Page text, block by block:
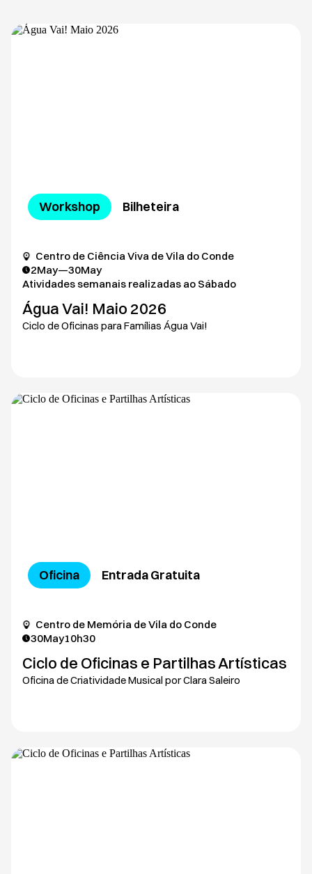
Workshop Bilheteira
Centro de Ciência Viva de Vila do Conde
2May—30May
Atividades semanais realizadas ao Sábado
Água Vai! Maio 2026
Ciclo de Oficinas para Famílias Água Vai!
Oficina Entrada Gratuita
Centro de Memória de Vila do Conde
30May10h30
Ciclo de Oficinas e Partilhas Artísticas
Oficina de Criatividade Musical por Clara Saleiro